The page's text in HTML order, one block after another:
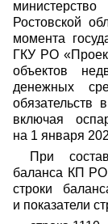
Ростовской
момента
ГКУ РО
объектов
денежных
обязательств
включая
на 1 января
При
баланса КП
строки
и показатели